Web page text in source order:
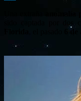
anomalía
sido captada por dos
6